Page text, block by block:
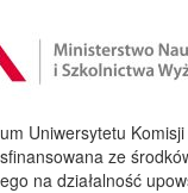
Uniwersytetu
ze
na działalność